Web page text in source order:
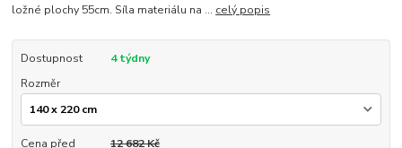
ložné plochy 55cm. Síla materiálu na ... celý popis
Dostupnost
4 týdny
Rozměr
Cena před
12 682 Kč